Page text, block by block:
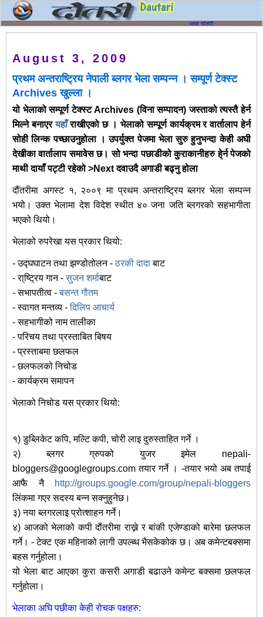
August 3, 2009
प्रथम अन्तराष्ट्रिय नेपाली ब्लगर भेला सम्पन्न । सम्पूर्ण टेक्स्ट
Archives खुल्ला ।
यो भेलाको सम्पूर्ण टेक्स्ट Archives (विना सम्पादन) जस्ताको त्यस्तै हेर्न
मिल्ने बनाएरयहाँराखीएको छ । भेलाको सम्पूर्ण कार्यक्रम र वार्तालाप हेर्न
सोही लिन्क पच्छाउनुहोला । उपर्युक्त पेजमा भेला सुरु हुनुभन्दा केही अघी
देखीका वार्तालाप समावेस छ। सो भन्दा पछाडीको कुराकानीहरु हे्र्न पेजको
माथी दायाँ पट्टी रहेको >Nextदवाउदै अगाडी बढ्नु होला
दौंतरीमा अगस्ट १, २००९ मा प्रथम अन्तराष्ट्रिय ब्लगर भेला सम्पन्न
भयो। उक्त भेलामा देश विदेश स्थीत ४० जना जति ब्लगरको सहभागीता
भएको थियो।
भेलाको रुपरेखा यस प्रकार थियो:
- उद्घघाटन तथा झण्डोतोलन -ठरकी दादाबाट
- रा्ष्ट्रिय गान -सुजन शर्माबाट
- सभापतीत्व -बसन्त गौतम
- स्वागत मन्तव्य -दिलिप आचार्य
- सहभागीको नाम तालीका
- परिचय तथा प्रस्ताबित बिषय
- प्रस्ताबमा छलफल
- छलफलको निचोड
- कार्यक्रम समापन
भेलाको निचोड यस प्रकार थियो:
१) डुब्लिकेट कपि, मल्टि कपी, चोरी लाइ दुरुस्ताहित गर्ने ।
२) ब्लगर ग्रुपको युजर इमेल nepali-
bloggers@googlegroups.com तयार गर्ने । -तयार भयो अब तपाई
आफै नै
http://groups.google.com/group/nepali-bloggers
लिंकमा गएर सदस्य बन्न सक्नुहुनेछ।
३) नया ब्लगरलाइ प्रोत्शाहन गर्ने।
४) आजको भेलाको कपी दौंतरीमा राख्ने र बांकी एजेण्डाको बारेमा छलफल
गर्ने। - टेक्ट एक महिनाको लागी उपल्ब्ध भैसकेकोक छ। अब कमेन्टबक्समा
बहस गर्नुहोला।
यो भेला बाट आएका कुरा कसरी अगाडी बढाउने कमेन्ट बक्समा छलफल
गर्नुहोला।
भेलाका अघि पछीका केही रोचक पक्षहरु: